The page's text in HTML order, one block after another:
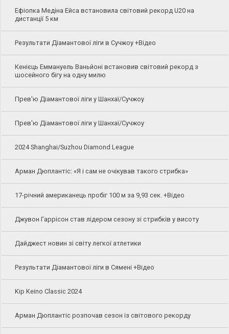
Ефіопка Медіна Ейса встановила світовий рекорд U20 на
дистанції 5 км
Результати Діамантової ліги в Сучжоу +Відео
Кенієць Еммануель Ваньйоні встановив світовий рекорд з
шосейного бігу на одну милю
Прев'ю Діамантової ліги у Шанхаї/Сучжоу
Прев'ю Діамантової ліги у Шанхаї/Сучжоу
2024 Shanghai/Suzhou Diamond League
Арман Дюплантіс: «Я і сам не очікував такого стрибка»
17-річний американець пробіг 100 м за 9,93 сек. +Відео
Джувон Гаррісон став лідером сезону зі стрибків у висоту
Дайджест новин зі світу легкої атлетики
Результати Діамантової ліги в Сямені +Відео
Kip Keino Classic 2024
Арман Дюплантіс розпочав сезон із світового рекорду